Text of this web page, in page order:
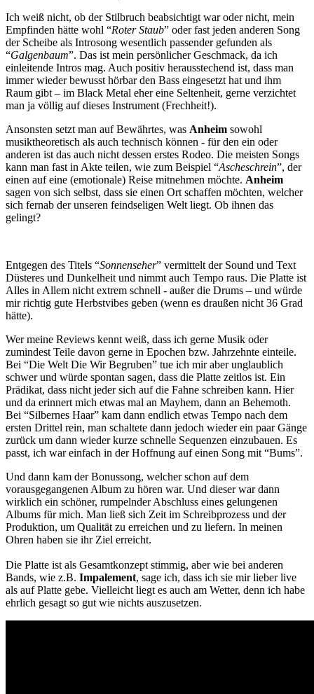
Ich weiß nicht, ob der Stilbruch beabsichtigt war oder nicht, mein
Empfinden hätte wohl “Roter Staub” oder fast jeden anderen Song
der Scheibe als Introsong wesentlich passender gefunden als
“Galgenbaum”. Das ist mein persönlicher Geschmack, da ich
einleitende Intros mag. Auch positiv herausstechend ist, dass man
immer wieder bewusst hörbar den Bass eingesetzt hat und ihm
Raum gibt – im Black Metal eher eine Seltenheit, gerne verzichtet
man ja völlig auf dieses Instrument (Frechheit!).
Ansonsten setzt man auf Bewährtes, was Anheim sowohl
musiktheoretisch als auch technisch können - für den ein oder
anderen ist das auch nicht dessen erstes Rodeo. Die meisten Songs
kann man fast in Akte teilen, wie zum Beispiel “Ascheschrein”, der
einen auf eine (emotionale) Reise mitnehmen möchte. Anheim
sagen von sich selbst, dass sie einen Ort schaffen möchten, welcher
sich fernab der unseren feindseligen Welt liegt. Ob ihnen das
gelingt?
Entgegen des Titels “Sonnenseher” vermittelt der Sound und Text
Düsteres und Dunkelheit und nimmt auch Tempo raus. Die Platte ist
Alles in Allem nicht extrem schnell - außer die Drums – und würde
mir richtig gute Herbstvibes geben (wenn es draußen nicht 36 Grad
hätte).
Wer meine Reviews kennt weiß, dass ich gerne Musik oder
zumindest Teile davon gerne in Epochen bzw. Jahrzehnte einteile.
Bei “Die Welt Die Wir Begruben” tue ich mir aber unglaublich
schwer und würde spontan sagen, dass die Platte zeitlos ist. Ein
Prädikat, dass nicht jeder sich auf die Fahne schreiben kann. Hier
und da erinnert mich etwas mal an Mayhem, dann an Behemoth.
Bei “Silbernes Haar” kam dann endlich etwas Tempo nach dem
ersten Drittel rein, man schaltete dann jedoch wieder ein paar Gänge
zurück um dann wieder kurze schnelle Sequenzen einzubauen. Es
passt, ich war einfach in der Hoffnung auf einen Song mit “Bums”.
Und dann kam der Bonussong, welcher schon auf dem
vorausgegangenen Album zu hören war. Und dieser war dann
wirklich ein schöner, rumpelnder Abschluss eines gelungenen
Albums für mich. Man ließ sich Zeit im Schreibprozess und der
Produktion, um Qualität zu erreichen und zu liefern. In meinen
Ohren haben sie ihr Ziel erreicht.
Die Platte ist als Gesamtkonzept stimmig, aber wie bei anderen
Bands, wie z.B. Impalement, sage ich, dass ich sie mir lieber live
als auf Platte gebe. Vielleicht liegt es auch am Wetter, denn ich habe
ehrlich gesagt so gut wie nichts auszusetzen.